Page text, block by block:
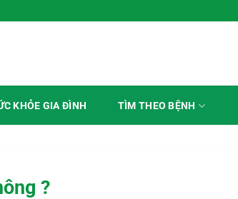
KHỎE GIA ĐÌNH TÌM THEO BỆNH
?